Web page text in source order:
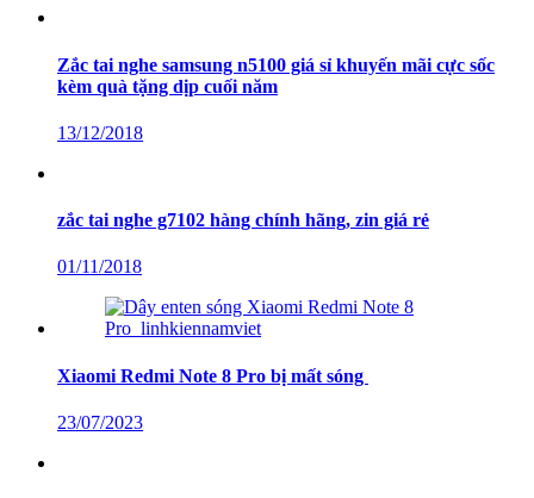
Zắc tai nghe samsung n5100 giá sỉ khuyến mãi cực sốc
kèm quà tặng dịp cuối năm
13/12/2018
zắc tai nghe g7102 hàng chính hãng, zin giá rẻ
01/11/2018
Xiaomi Redmi Note 8 Pro bị mất sóng
23/07/2023